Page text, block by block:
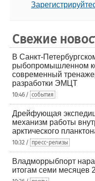
Свежие
В Санкт-
рыбопромышленном
современный
разработки ЭМЦТ
10:46 / события
Дрейфующая
механизм работы
арктического
10:32 / пресс-релизы
Владморрыбпорт
итогам семи месяцев